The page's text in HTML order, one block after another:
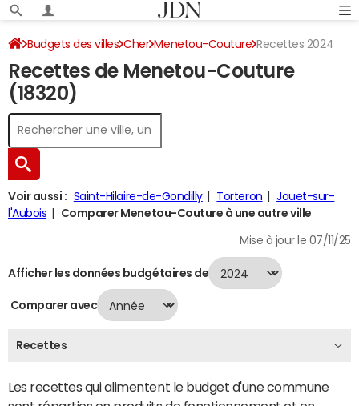
Budgets des villes Cher Menetou-Couture Recettes 2024
Recettes de Menetou-Couture
(18320)
Voir aussi : Saint-Hilaire-de-Gondilly Torteron
Jouet-sur-
l'Aubois
Comparer Menetou-Couture à une autre ville
Mise à jour le 07/11/25
Afficher les données budgétaires de
Comparer avec
Recettes
Les recettes qui alimentent le budget d'une commune